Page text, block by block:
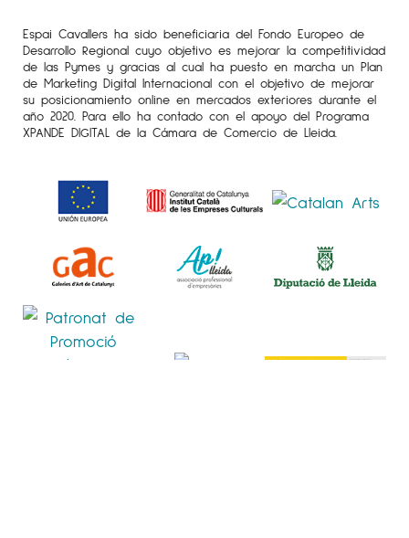
Espai Cavallers ha sido beneficiaria del Fondo Europeo de
Desarrollo Regional cuyo objetivo es mejorar la competitividad
de las Pymes y gracias al cual ha puesto en marcha un Plan
de Marketing Digital Internacional con el objetivo de mejorar
su posicionamiento online en mercados exteriores durante el
año 2020. Para ello ha contado con el apoyo del Programa
XPANDE DIGITAL de la Cámara de Comercio de Lleida.